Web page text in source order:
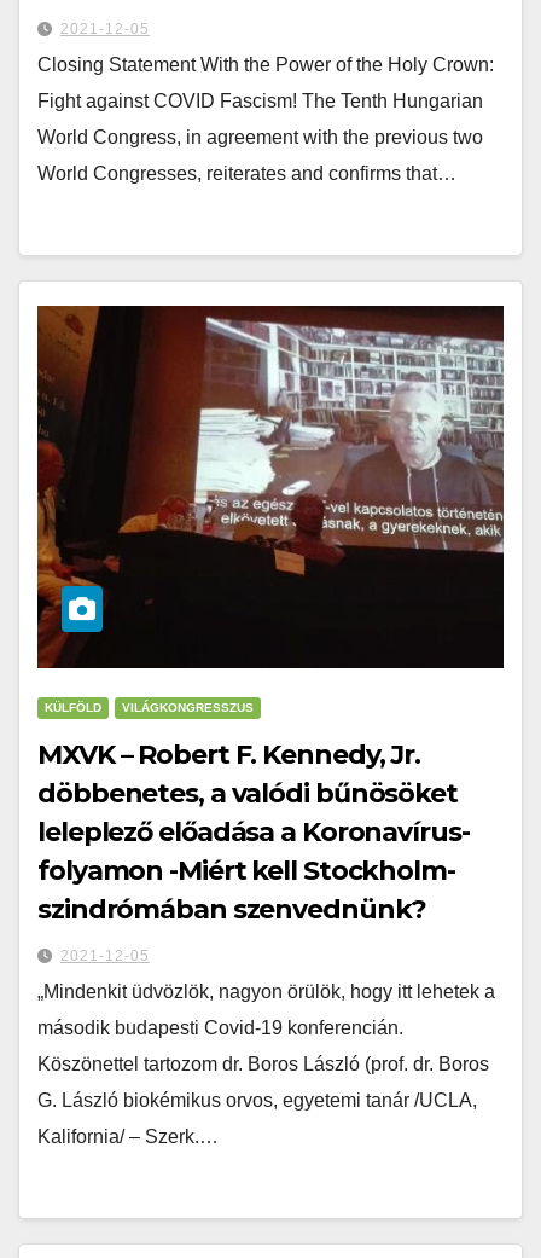
2021-12-05
Closing Statement With the Power of the Holy Crown:
Fight against COVID Fascism! The Tenth Hungarian
World Congress, in agreement with the previous two
World Congresses, reiterates and confirms that…
KÜLFÖLD VILÁGKONGRESSZUS
MXVK – Robert F. Kennedy, Jr.
döbbenetes, a valódi bűnösöket
leleplező előadása a Koronavírus-
folyamon -Miért kell Stockholm-
szindrómában szenvednünk?
2021-12-05
„Mindenkit üdvözlök, nagyon örülök, hogy itt lehetek a
második budapesti Covid-19 konferencián.
Köszönettel tartozom dr. Boros László (prof. dr. Boros
G. László biokémikus orvos, egyetemi tanár /UCLA,
Kalifornia/ – Szerk.…